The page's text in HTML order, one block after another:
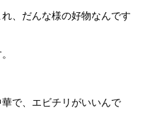
、だんな様の好物なんです
で、エビチリがいいんで